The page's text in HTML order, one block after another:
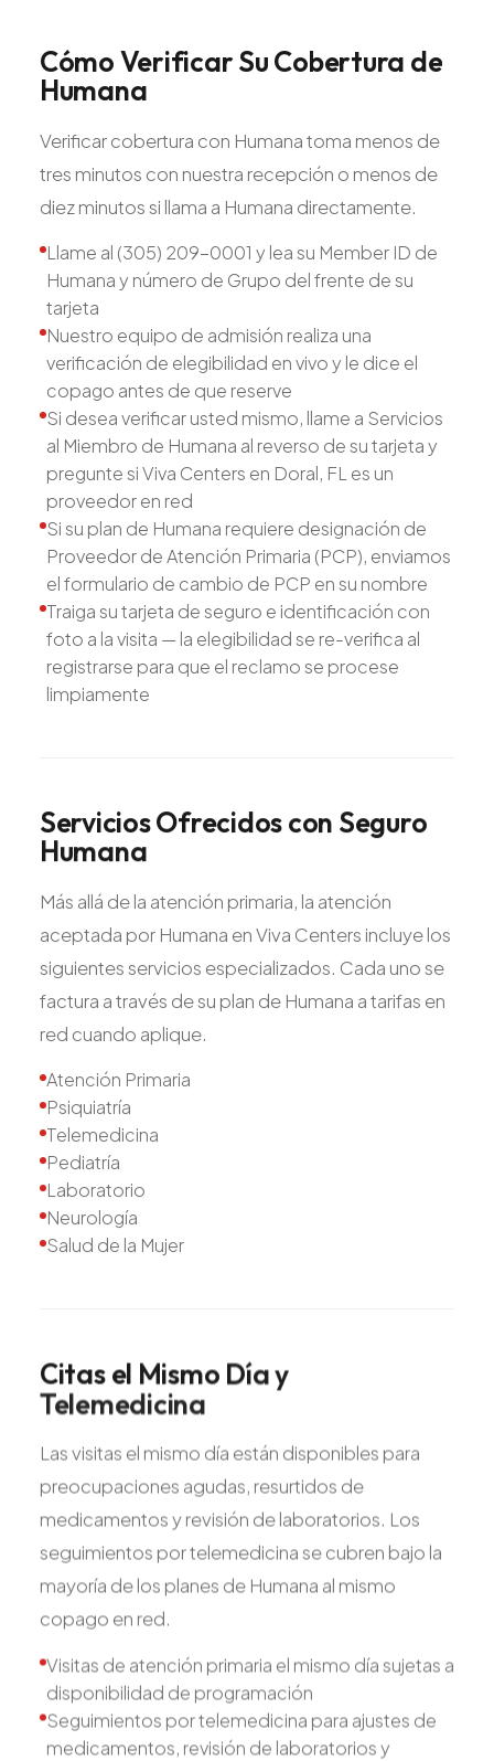
CómoVerificarSuCobertura de
Humana
Verificar cobertura con Humana toma menos de
tres minutos con nuestra recepción o menos de
diez minutos si llama a Humana directamente.
Llame al (305) 209-0001 y lea su Member ID de
Humana y número de Grupo del frente de su
tarjeta
Nuestro equipo de admisión realiza una
verificación de elegibilidad en vivo y le dice el
copago antes de que reserve
Si desea verificar usted mismo, llame a Servicios
al Miembro de Humana al reverso de su tarjeta y
pregunte si Viva Centers en Doral, FL es un
proveedor en red
Si su plan de Humana requiere designación de
Proveedor de Atención Primaria (PCP), enviamos
el formulario de cambio de PCP en su nombre
Traiga su tarjeta de seguro e identificación con
foto a la visita — la elegibilidad se re-verifica al
registrarse para que el reclamo se procese
limpiamente
ServiciosOfrecidoscon Seguro
Humana
Más allá de la atención primaria, la atención
aceptada por Humana en Viva Centers incluye los
siguientes servicios especializados. Cada uno se
factura a través de su plan de Humana a tarifas en
red cuando aplique.
Atención Primaria
Psiquiatría
Telemedicina
Pediatría
Laboratorio
Neurología
Salud de la Mujer
Citasel Mismo Díay
Telemedicina
Las visitas el mismo día están disponibles para
preocupaciones agudas, resurtidos de
medicamentos y revisión de laboratorios. Los
seguimientos por telemedicina se cubren bajo la
mayoría de los planes de Humana al mismo
copago en red.
Visitas de atención primaria el mismo día sujetas a
disponibilidad de programación
Seguimientos por telemedicina para ajustes de
medicamentos, revisión de laboratorios y